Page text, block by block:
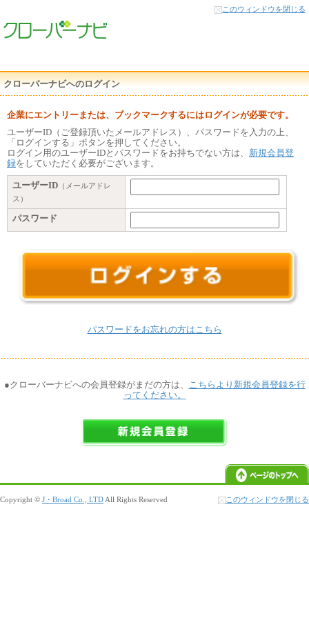
へ
このウィンドウを閉じる
クローバーナビへのログイン
企業にエントリーまたは、ブックマークするにはログインが必要です。
ユーザーID（ご登録頂いたメールアドレス）、パスワードを入力の上、
「ログインする」ボタンを押してください。
ログイン用のユーザーIDとパスワードをお持ちでない方は、 新規会員登
録をしていただく必要がございます。
ユーザーID （メールアドレ
ス）
パスワード
パスワードをお忘れの方はこちら
●クローバーナビへの会員登録がまだの方は、 こちらより新規会員登録を行
ってください。
Copyright © J・Broad Co., LTD All Rights Reserved このウィンドウを閉じる